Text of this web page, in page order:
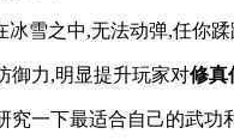
雪之中,无法动弹,任你蹂
御力,明显提升玩家对修真
一下最适合自己的武功